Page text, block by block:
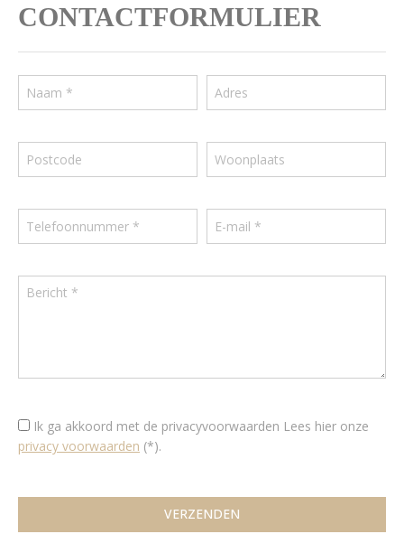
CONTACTFORMULIER
Ik ga akkoord met de privacyvoorwaarden Lees hier onze
privacy voorwaarden (*).